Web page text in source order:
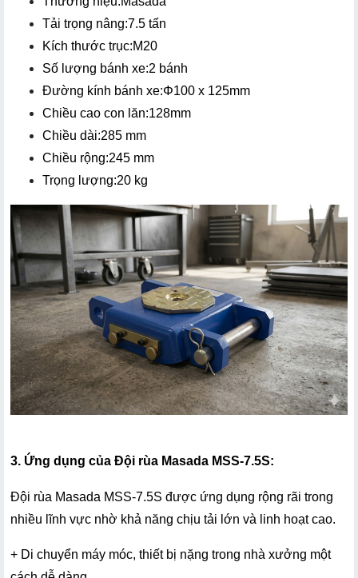
Tải trọng nâng:7.5 tấn
Kích thước trục:M20
Số lượng bánh xe:2 bánh
Đường kính bánh xe:Φ100 x 125mm
Chiều cao con lăn:128mm
Chiều dài:285 mm
Chiều rộng:245 mm
Trọng lượng:20 kg
3. Ứng dụng của Đội rùa Masada MSS-7.5S:
Đội rùa Masada MSS-7.5S được ứng dụng rộng rãi trong
nhiều lĩnh vực nhờ khả năng chịu tải lớn và linh hoạt cao.
+ Di chuyển máy móc, thiết bị nặng trong nhà xưởng một